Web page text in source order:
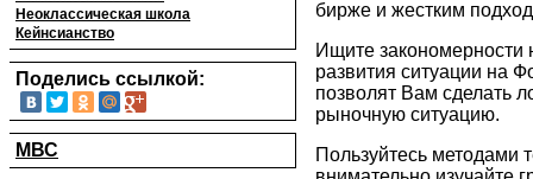
Неоклассическая школа
Кейнсианство
Поделись ссылкой:
МВС
бирже и жестким
Ищите
развития ситуации на
позволят Вам сделать
рыночную ситуацию.
Пользуйтесь методами